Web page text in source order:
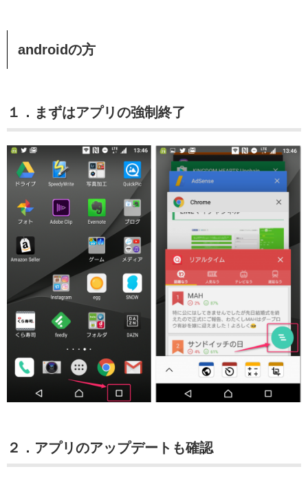
androidの方
１．まずはアプリの強制終了
２．アプリのアップデートも確認